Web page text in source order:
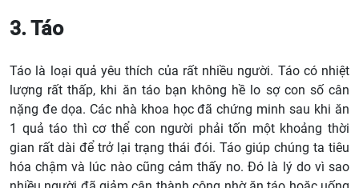
3. Táo
Táo là loại quả yêu thích của rất nhiều người. Táo có nhiệt
lượng rất thấp, khi ăn táo bạn không hề lo sợ con số cân
nặng đe dọa. Các nhà khoa học đã chứng minh sau khi ăn
1 quả táo thì cơ thể con người phải tốn một khoảng thời
gian rất dài để trở lại trạng thái đói. Táo giúp chúng ta tiêu
hóa chậm và lúc nào cũng cảm thấy no. Đó là lý do vì sao